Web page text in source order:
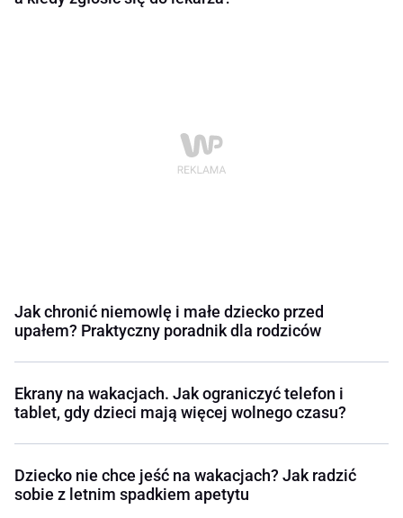
Jak chronić niemowlę i małe dziecko przed
upałem? Praktyczny poradnik dla rodziców
Ekrany na wakacjach. Jak ograniczyć telefon i
tablet, gdy dzieci mają więcej wolnego czasu?
Dziecko nie chce jeść na wakacjach? Jak radzić
sobie z letnim spadkiem apetytu